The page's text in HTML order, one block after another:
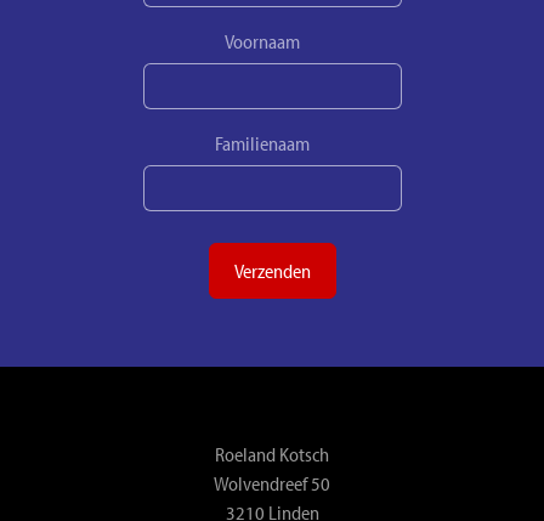
Voornaam
Familienaam
Verzenden
Roeland Kotsch
Wolvendreef 50
3210 Linden